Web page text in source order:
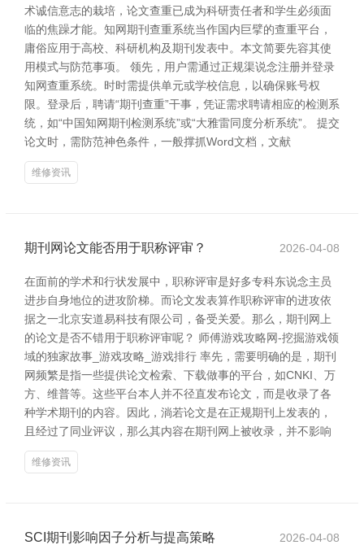
术诚信意志的栽培，论文查重已成为科研责任者和学生必须面
临的焦躁才能。知网期刊查重系统当作国内巨擘的查重平台，
庸俗应用于高校、科研机构及期刊发表中。本文简要先容其使
用模式与防范事项。 领先，用户需通过正规渠说念注册并登录
知网查重系统。时时需提供单元或学校信息，以确保账号权
限。登录后，聘请“期刊查重”干事，凭证需求聘请相应的检测系
统，如“中国知网期刊检测系统”或“大雅雷同度分析系统”。 提交
论文时，需防范神色条件，一般撑抓Word文档，文献
维修资讯
期刊网论文能否用于职称评审？ 2026-04-08
在面前的学术和行状发展中，职称评审是好多专科东说念主员
进步自身地位的进攻阶梯。而论文发表算作职称评审的进攻依
据之一北京安道易科技有限公司，备受关爱。那么，期刊网上
的论文是否不错用于职称评审呢？ 师傅游戏攻略网-挖掘游戏领
域的独家故事_游戏攻略_游戏排行 率先，需要明确的是，期刊
网频繁是指一些提供论文检索、下载做事的平台，如CNKI、万
方、维普等。这些平台本人并不径直发布论文，而是收录了各
种学术期刊的内容。因此，淌若论文是在正规期刊上发表的，
且经过了同业评议，那么其内容在期刊网上被收录，并不影响
维修资讯
SCI期刊影响因子分析与提高策略 2026-04-08